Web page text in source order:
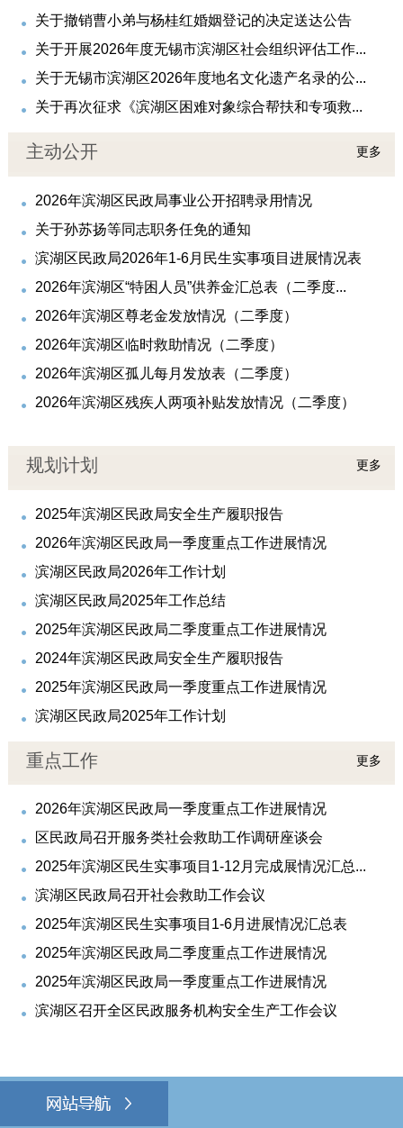
关于撤销曹小弟与杨桂红婚姻登记的决定送达公告
关于开展2026年度无锡市滨湖区社会组织评估工作...
关于无锡市滨湖区2026年度地名文化遗产名录的公...
关于再次征求《滨湖区困难对象综合帮扶和专项救...
主动公开 更多
2026年滨湖区民政局事业公开招聘录用情况
关于孙苏扬等同志职务任免的通知
滨湖区民政局2026年1-6月民生实事项目进展情况表
2026年滨湖区“特困人员”供养金汇总表（二季度...
2026年滨湖区尊老金发放情况（二季度）
2026年滨湖区临时救助情况（二季度）
2026年滨湖区孤儿每月发放表（二季度）
2026年滨湖区残疾人两项补贴发放情况（二季度）
规划计划 更多
2025年滨湖区民政局安全生产履职报告
2026年滨湖区民政局一季度重点工作进展情况
滨湖区民政局2026年工作计划
滨湖区民政局2025年工作总结
2025年滨湖区民政局二季度重点工作进展情况
2024年滨湖区民政局安全生产履职报告
2025年滨湖区民政局一季度重点工作进展情况
滨湖区民政局2025年工作计划
重点工作 更多
2026年滨湖区民政局一季度重点工作进展情况
区民政局召开服务类社会救助工作调研座谈会
2025年滨湖区民生实事项目1-12月完成展情况汇总...
滨湖区民政局召开社会救助工作会议
2025年滨湖区民生实事项目1-6月进展情况汇总表
2025年滨湖区民政局二季度重点工作进展情况
2025年滨湖区民政局一季度重点工作进展情况
滨湖区召开全区民政服务机构安全生产工作会议